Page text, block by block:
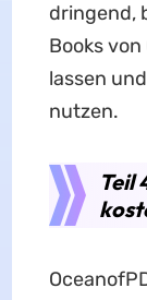
dringend,
Books
lassen
nutzen.
Teil